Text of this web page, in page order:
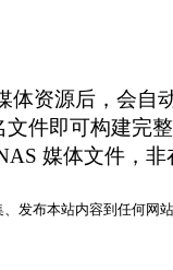
体资源后，会
件即可构建完
媒体文件，
发布本站内容到任何